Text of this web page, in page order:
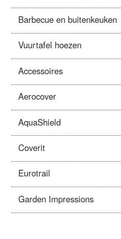
Barbecue en buitenkeuken
Vuurtafel hoezen
Accessoires
Aerocover
AquaShield
Coverit
Eurotrail
Garden Impressions